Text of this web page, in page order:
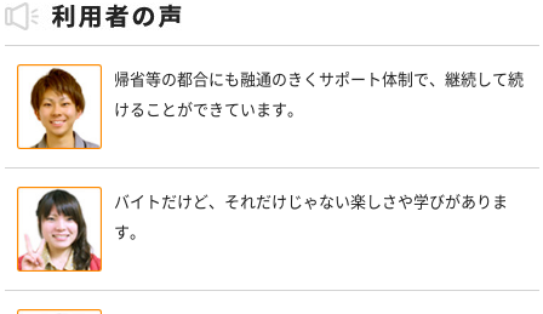
帰省等の都合にも融通のきくサポート体制で、継続して続
けることができています。
バイトだけど、それだけじゃない楽しさや学びがありま
す。